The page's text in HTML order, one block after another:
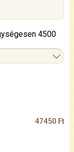
47450 Ft
4500